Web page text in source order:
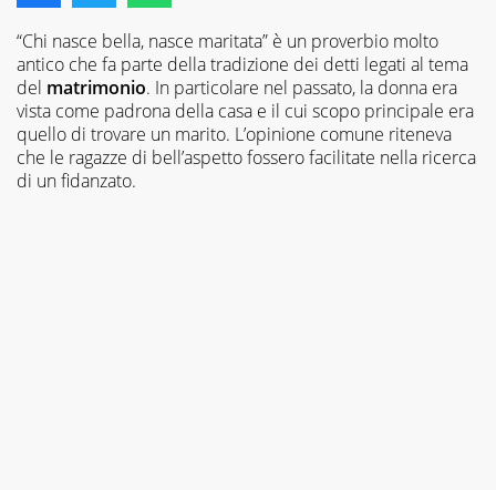
“Chi nasce bella, nasce maritata” è un proverbio molto
antico che fa parte della tradizione dei detti legati al tema
del matrimonio. In particolare nel passato, la donna era
vista come padrona della casa e il cui scopo principale era
quello di trovare un marito. L’opinione comune riteneva
che le ragazze di bell’aspetto fossero facilitate nella ricerca
di un fidanzato.